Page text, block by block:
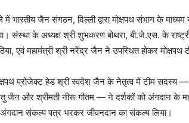
में भारतीय जैन संगठन, दिल्ली द्वारा मोक्षपथ संभाग के
संस्था के अध्यक्ष श्री शुभकरण बोथरा, बी.जे.एस. के
एवं महामंत्री श्री नरेंद्र जैन ने उपस्थित होकर मोक्षपथ
प्रोजेक्ट हेड श्री स्वदेश जैन के नेतृत्व में टीम सदस्य —
जैन और श्रीमती नीरू गौतम — ने दर्शकों को अंगदान के
संकल्प पत्र भरकर जीवनदान का संकल्प लिया।